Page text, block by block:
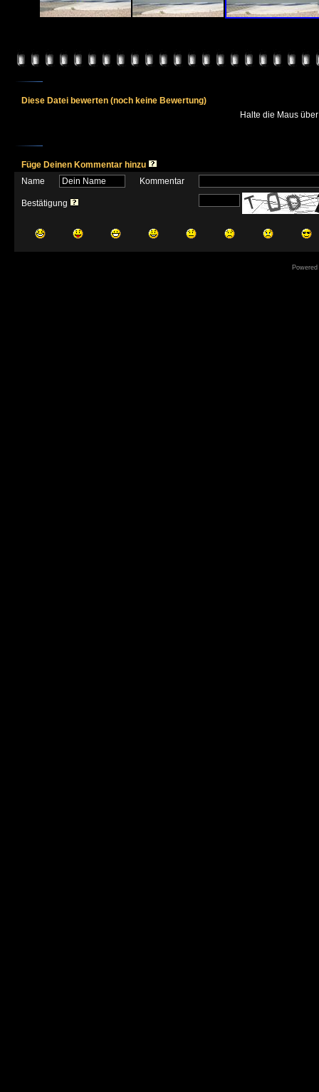
Diese Datei bewerten (noch keine Bewertung)
Halte die Maus
Füge Deinen Kommentar hinzu
Name
Kommentar
Bestätigung